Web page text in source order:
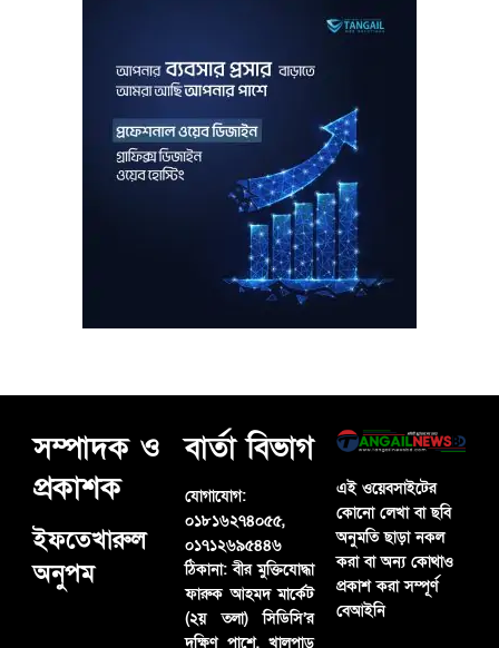
সম্পাদক ও
প্রকাশক
ইফতেখারুল
অনুপম
বার্তা বিভাগ
যোগাযোগ:
০১৮১৬২৭৪০৫৫,
০১৭১২৬৯৫৪৪৬
ঠিকানা:বীর মুক্তিযোদ্ধা
ফারুক আহমদ মার্কেট
(২য় তলা) সিডিসি’র
দক্ষিণ পাশে, খালপাড়
এই ওয়েবসাইটের
কোনো লেখা বা ছবি
অনুমতি ছাড়া নকল
করা বা অন্য কোথাও
প্রকাশ করা সম্পূর্ণ
বেআইনি